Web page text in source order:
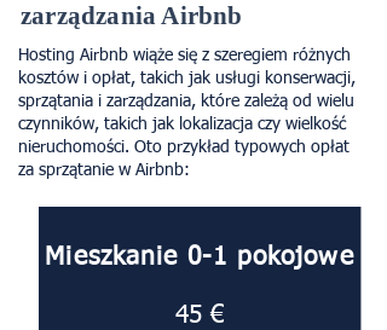
zarządzania Airbnb
Hosting Airbnb wiąże się z szeregiem różnych
kosztów i opłat, takich jak usługi konserwacji,
sprzątania i zarządzania, które zależą od wielu
czynników, takich jak lokalizacja czy wielkość
nieruchomości. Oto przykład typowych opłat
za sprzątanie w Airbnb:
Mieszkanie 0-1 pokojowe
45 €